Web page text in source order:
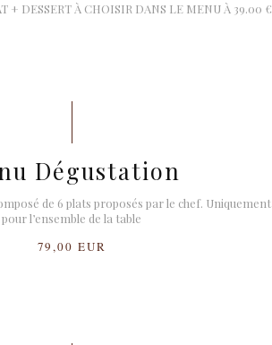
+ DESSERT À CHOISIR DANS LE MENU À 39.00 €
Dégustation
de 6 plats proposés par le chef. Uniquement
pour l’ensemble de la table
79,00 EUR